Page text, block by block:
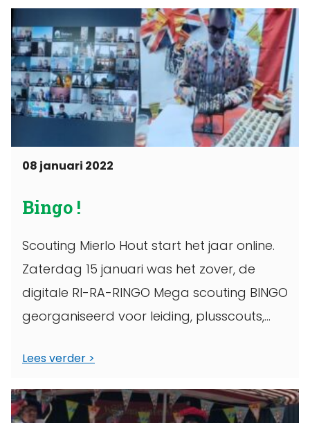
08 januari 2022
Bingo !
Scouting Mierlo Hout start het jaar online.
Zaterdag 15 januari was het zover, de
digitale RI-RA-RINGO Mega scouting BINGO
georganiseerd voor leiding, plusscouts,
Lees verder